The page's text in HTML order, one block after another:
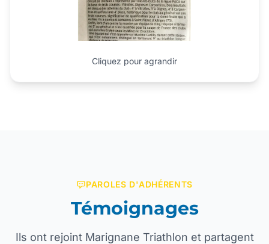
Cliquez pour agrandir
PAROLES D'ADHÉRENTS
Témoignages
Ils ont rejoint Marignane Triathlon et partagent